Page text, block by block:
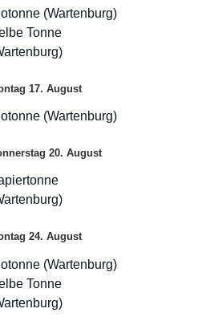
(Wartenburg)
Tonne
17. August
(Wartenburg)
20. August
24. August
(Wartenburg)
Tonne